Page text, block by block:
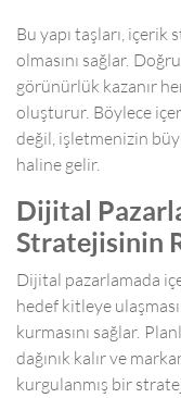
Bu yapı taşları,
olmasını sağlar.
görünürlük kazanır
oluşturur. Böylece
değil, işletmenizin
haline gelir.
Dijital
Stratejisinin
Dijital pazarlamada
hedef kitleye
kurmasını sağlar.
dağınık kalır ve
kurgulanmış bir